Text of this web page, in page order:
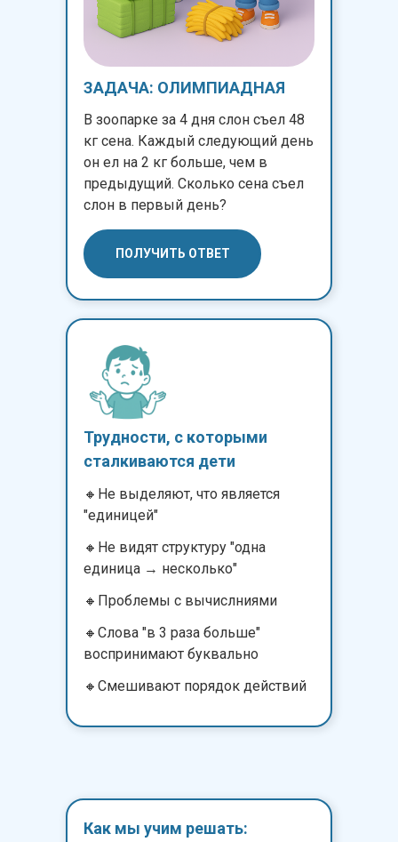
ЗАДАЧА: ОЛИМПИАДНАЯ
В зоопарке за 4 дня слон съел 48
кг сена. Каждый следующий день
он ел на 2 кг больше, чем в
предыдущий. Сколько сена съел
слон в первый день?
ПОЛУЧИТЬ ОТВЕТ
🔸Не выделяют, что является
"единицей"
🔸Проблемы с вычислниями
🔸Слова "в 3 раза больше"
воспринимают буквально
🔸Смешивают порядок действий
🔸Не видят структуру "одна
единица → несколько"
Трудности, с которыми
сталкиваются дети
Как мы учим решать: